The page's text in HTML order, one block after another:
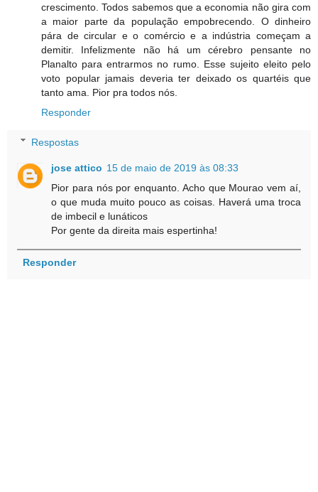
crescimento. Todos sabemos que a economia não gira com
a maior parte da população empobrecendo. O dinheiro
pára de circular e o comércio e a indústria começam a
demitir. Infelizmente não há um cérebro pensante no
Planalto para entrarmos no rumo. Esse sujeito eleito pelo
voto popular jamais deveria ter deixado os quartéis que
tanto ama. Pior pra todos nós.
Responder
Respostas
jose attico 15 de maio de 2019 às 08:33
Pior para nós por enquanto. Acho que Mourao vem aí,
o que muda muito pouco as coisas. Haverá uma troca
de imbecil e lunáticos
Por gente da direita mais espertinha!
Responder